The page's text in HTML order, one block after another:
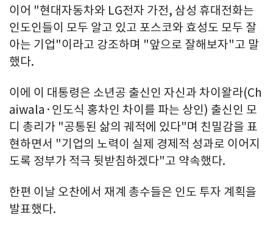
이어 "현대자동차와 LG전자 가전, 삼성 휴대전화는
인도인들이 모두 알고 있고 포스코와 효성도 모두 잘
아는 기업"이라고 강조하며 "앞으로 잘해보자"고 말
했다.
이에 이 대통령은 소년공 출신인 자신과 차이왈라(Ch
aiwala·인도식 홍차인 차이를 파는 상인) 출신인 모
디 총리가 "공통된 삶의 궤적에 있다"며 친밀감을 표
현하면서 "기업의 노력이 실제 경제적 성과로 이어지
도록 정부가 적극 뒷받침하겠다"고 약속했다.
한편 이날 오찬에서 재계 총수들은 인도 투자 계획을
발표했다.